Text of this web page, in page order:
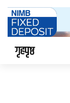
गृहपृष्ठ